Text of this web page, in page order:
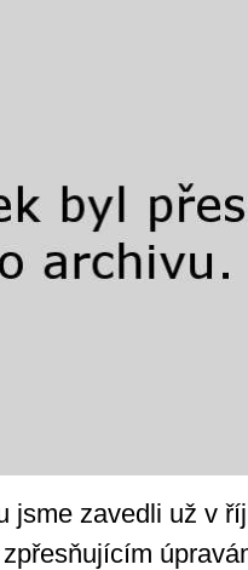
jsme zavedli už v